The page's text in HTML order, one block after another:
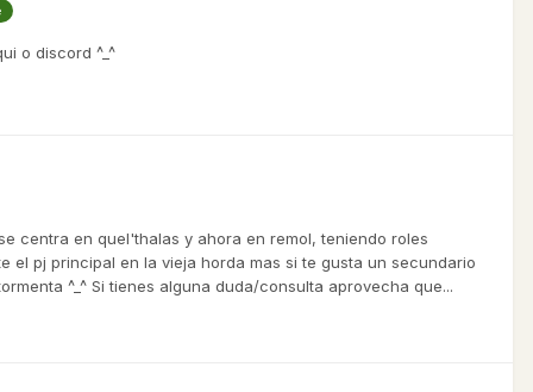
o discord ^_^
centra en quel'thalas y ahora en remol, teniendo roles
pj principal en la vieja horda mas si te gusta un secundario
^_^ Si tienes alguna duda/consulta aprovecha que...